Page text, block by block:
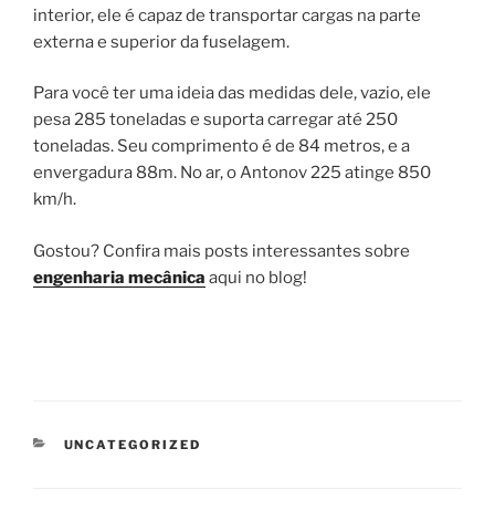
interior, ele é capaz de transportar cargas na parte
externa e superior da fuselagem.
Para você ter uma ideia das medidas dele, vazio, ele
pesa 285 toneladas e suporta carregar até 250
toneladas. Seu comprimento é de 84 metros, e a
envergadura 88m. No ar, o Antonov 225 atinge 850
km/h.
Gostou? Confira mais posts interessantes sobre
engenharia mecânica aqui no blog!
CATEGORIAS
UNCATEGORIZED